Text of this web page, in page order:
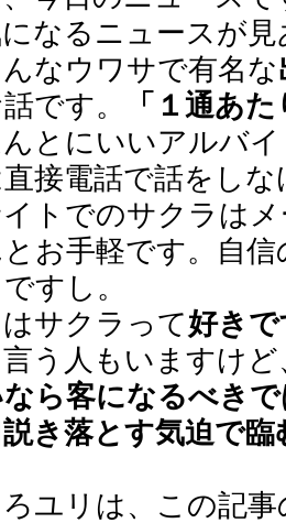
なるニュースが
なウワサで有名な
です。
「１通あ
とにいいアルバ
接電話で話をし
トでのサクラは
お手軽です。自
すし。
サクラって好き
う人もいますけど
ら客になるべき
き落とす気迫で臨
ユリは、この記事